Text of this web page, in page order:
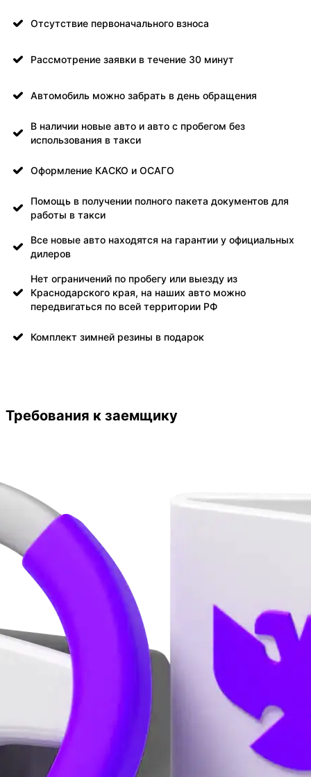
Отсутствие первоначального взноса
Рассмотрение заявки в течение 30 минут
Автомобиль можно забрать в день обращения
В наличии новые авто и авто с пробегом без
использования в такси
Оформление КАСКО и ОСАГО
Помощь в получении полного пакета документов для
работы в такси
Все новые авто находятся на гарантии у официальных
дилеров
Нет ограничений по пробегу или выезду из
Краснодарского края, на наших авто можно
передвигаться по всей территории РФ
Комплект зимней резины в подарок
Требования к заемщику